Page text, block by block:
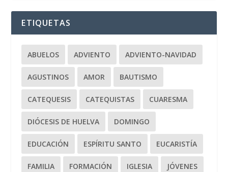
ETIQUETAS
ABUELOS ADVIENTO ADVIENTO-NAVIDAD
AGUSTINOS AMOR BAUTISMO
CATEQUESIS CATEQUISTAS CUARESMA
DIÓCESIS DE HUELVA DOMINGO
EDUCACIÓN ESPÍRITU SANTO EUCARISTÍA
FAMILIA FORMACIÓN IGLESIA JÓVENES